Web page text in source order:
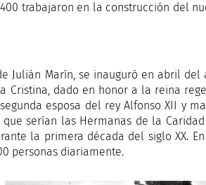
trabajaron en la construcción del
Julián Marín, se inauguró en abril del
Cristina, dado en honor a la reina
esposa del rey Alfonso XII y
serían las Hermanas de la
la primera década del siglo XX.
personas diariamente.